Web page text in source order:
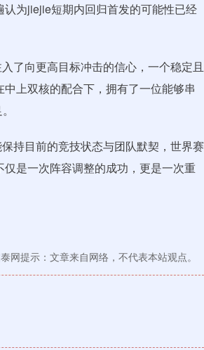
为jiejie短期内回归首发的可能性已经
了向更高目标冲击的信心，一个稳定且
上双核的配合下，拥有了一位能够串
持目前的竞技状态与团队默契，世界赛
是一次阵容调整的成功，更是一次重
网提示：文章来自网络，不代表本站观点。